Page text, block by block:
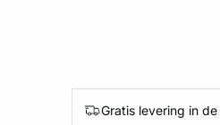
Gratis levering in